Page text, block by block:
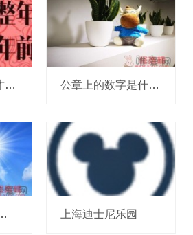
春节过年怎么吃才能不胖？过年减肥教你吃肉不长胖的方法？ 公章上的数字是什么意思？公章上的数字是什么下面编码代表什么？
三伏天空调开什么模式开祛湿好吗？ 上海迪士尼乐园